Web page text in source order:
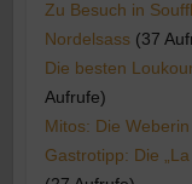
Zu Besuch in
Nordelsass (37
Die besten
Aufrufe)
Mitos: Die
Gastrotipp: Die